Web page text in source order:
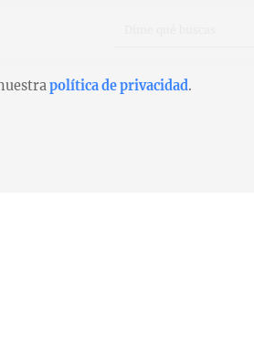
política de privacidad.